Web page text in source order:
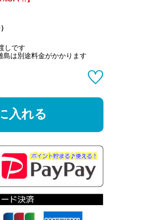
しです
は別途料金がかかります
入れる